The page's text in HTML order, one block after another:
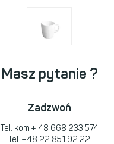
Masz pytanie ?
Zadzwoń
Tel. kom + 48 668 233 574
Tel. +48 22 851 92 22